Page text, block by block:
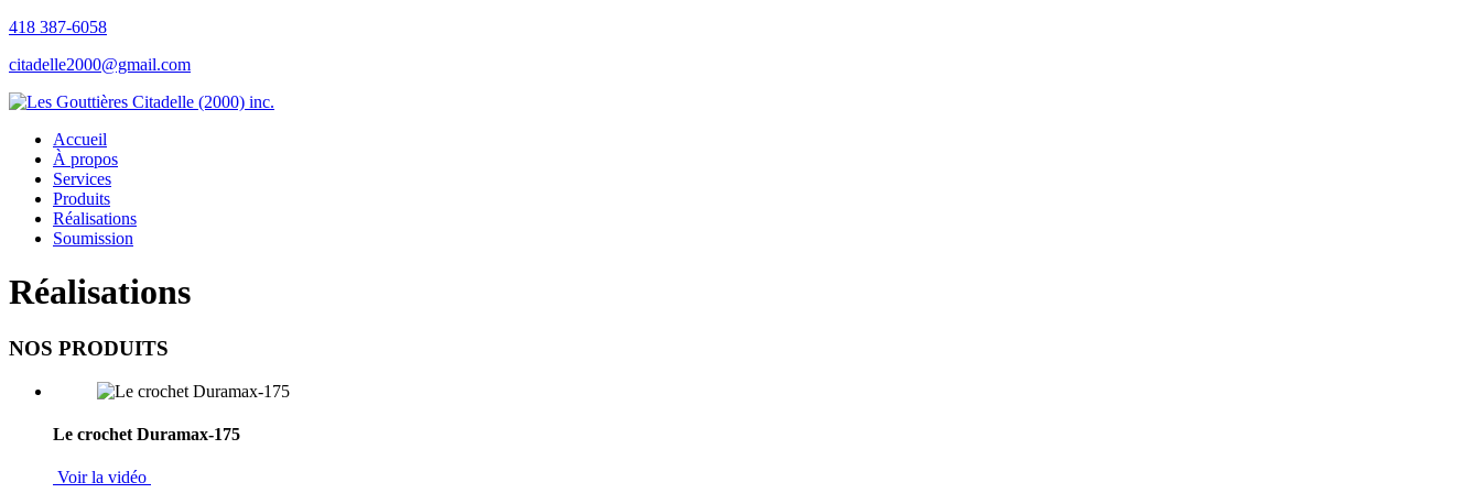
418 387-6058
citadelle2000@gmail.com
Accueil
À propos
Services
Produits
Réalisations
Soumission
Réalisations
NOS PRODUITS
Le crochet Duramax-175
Voir la vidéo